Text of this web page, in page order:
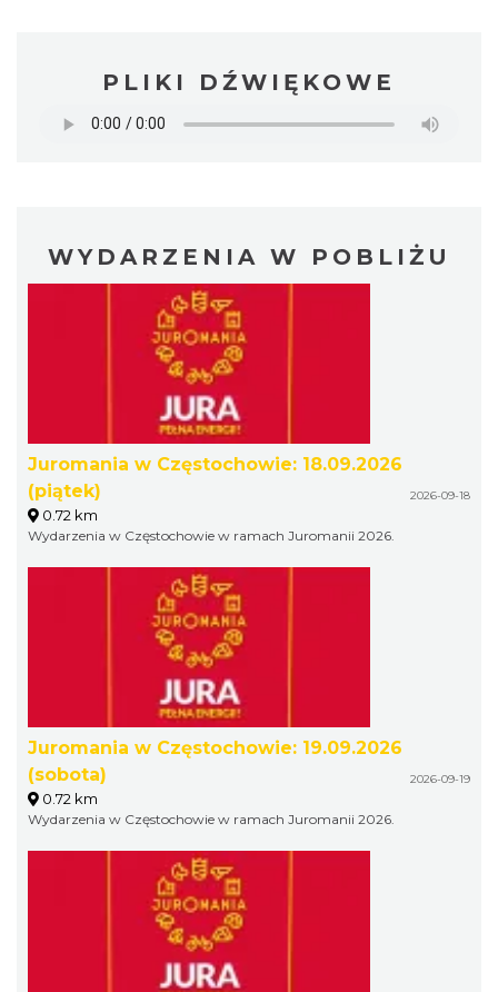
PLIKI DŹWIĘKOWE
WYDARZENIA W POBLIŻU
Juromania w Częstochowie: 18.09.2026
(piątek)
2026-09-18
0.72 km
Wydarzenia w Częstochowie w ramach Juromanii 2026.
Juromania w Częstochowie: 19.09.2026
(sobota)
2026-09-19
0.72 km
Wydarzenia w Częstochowie w ramach Juromanii 2026.